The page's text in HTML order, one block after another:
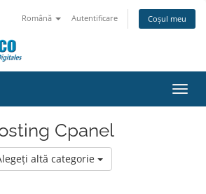
Română Autentificare Coșul meu
Cpanel
altă categorie